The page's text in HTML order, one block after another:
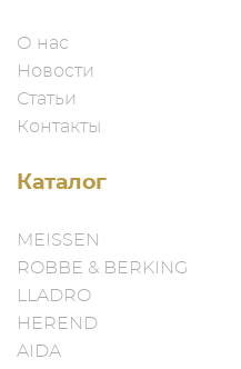
О нас
Новости
Статьи
Контакты
Каталог
MEISSEN
ROBBE & BERKING
LLADRO
HEREND
AIDA